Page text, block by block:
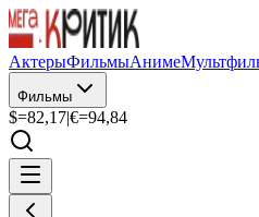
АктерыФильмыАниме
Фильмы
$=82,17|€=94,84